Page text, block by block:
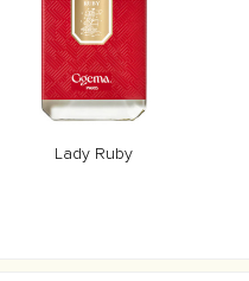
Lady Ruby